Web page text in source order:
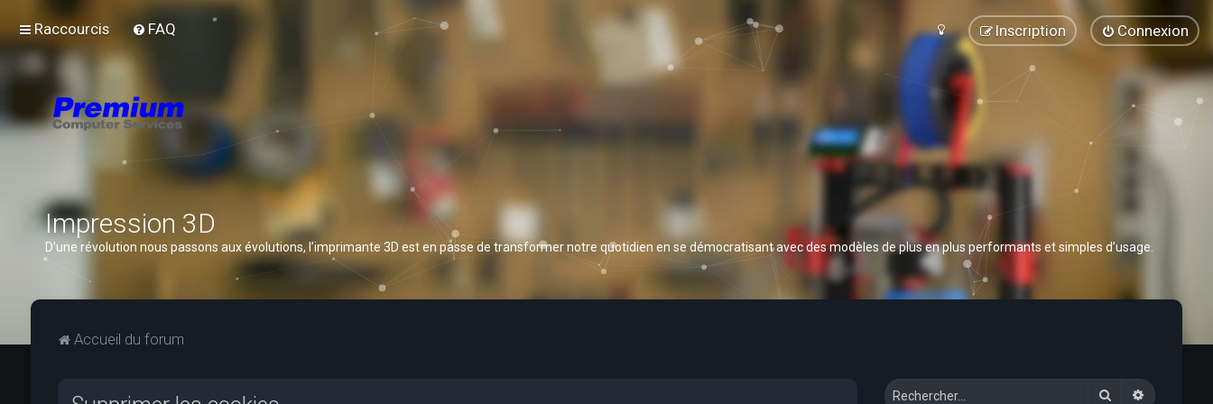
Raccourcis FAQ Connexion
Inscription
Impression 3D
D’une révolution nous passons aux évolutions, l’imprimante 3D est en passe de transformer notre quotidien en se démocratisant avec des modèles de plus en plus performants et simples d’usage.
Accueil du forum
Rechercher